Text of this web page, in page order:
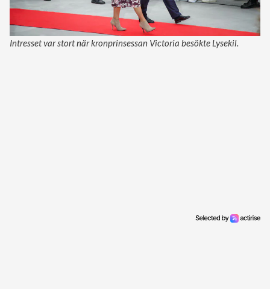
Intresset var stort när kronprinsessan Victoria besökte Lysekil.